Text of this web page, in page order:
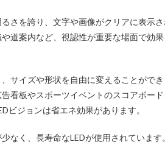
さを誇り、文字や画像がクリアに表示
道案内など、視認性が重要な場面で効
サイズや形状を自由に変えることがで
看板やスポーツイベントのスコアボー
ビジョンは省エネ効果があります。
なく、長寿命なLEDが使用されていま